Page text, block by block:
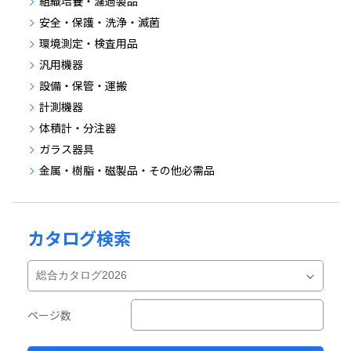
安全・保護・洗浄・滅菌
環境測定・検査用品
汎用機器
設備・保管・運搬
計測機器
体積計・分注器
ガラス器具
金属・樹脂・磁製品・その他必需品
カタログ検索
ページ数